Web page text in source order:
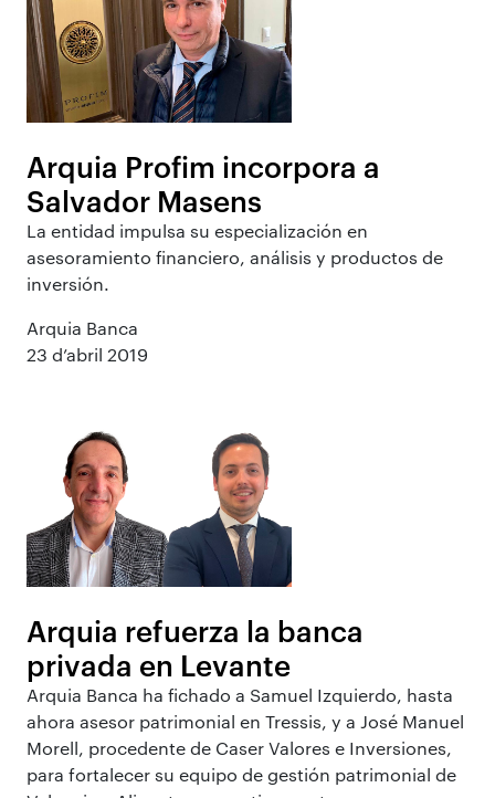
Arquia Profim incorpora a
Salvador Masens
La entidad impulsa su especialización en
asesoramiento financiero, análisis y productos de
inversión.
Arquia Banca
23 d’abril 2019
Arquia refuerza la banca
privada en Levante
Arquia Banca ha fichado a Samuel Izquierdo, hasta
ahora asesor patrimonial en Tressis, y a José Manuel
Morell, procedente de Caser Valores e Inversiones,
para fortalecer su equipo de gestión patrimonial de